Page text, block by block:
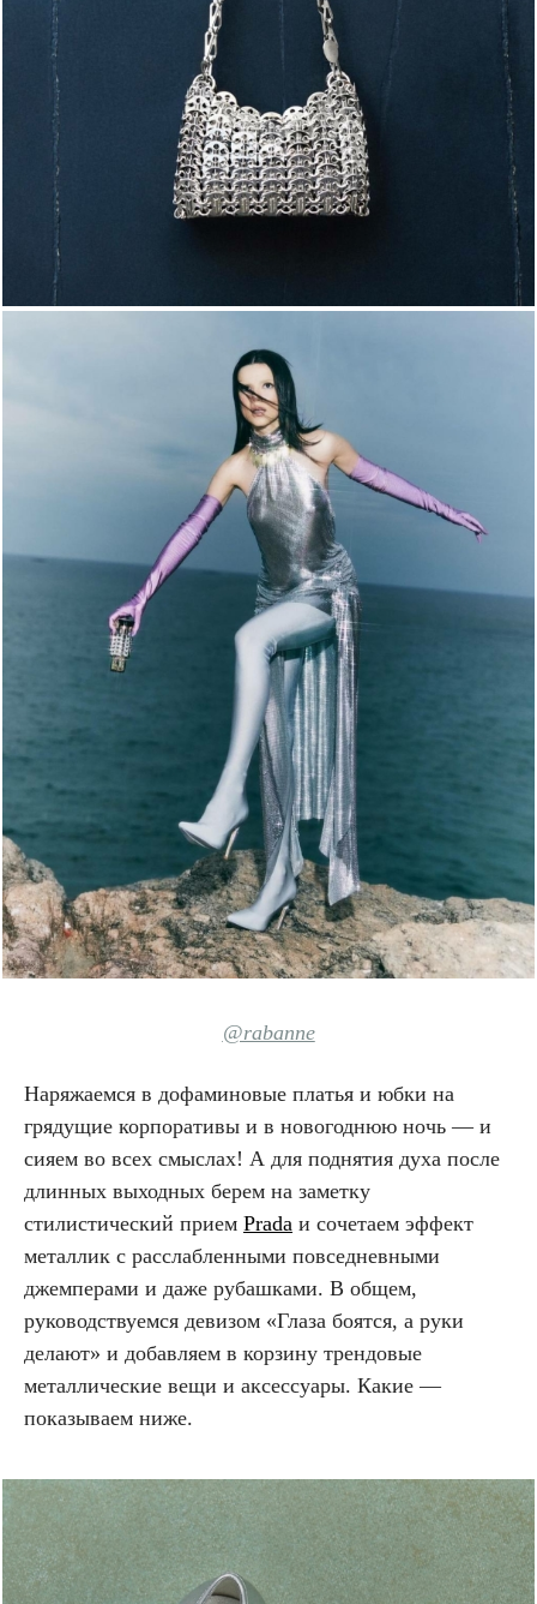
@rabanne
Наряжаемся в дофаминовые платья и юбки на
грядущие корпоративы и в новогоднюю ночь — и
сияем во всех смыслах! А для поднятия духа после
длинных выходных берем на заметку
стилистический прием Prada и сочетаем эффект
металлик с расслабленными повседневными
джемперами и даже рубашками. В общем,
руководствуемся девизом «Глаза боятся, а руки
делают» и добавляем в корзину трендовые
металлические вещи и аксессуары. Какие —
показываем ниже.